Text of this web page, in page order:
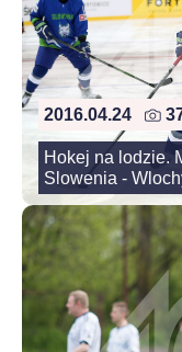
2016.04.24
Hokej na lodzie.
Slowenia -